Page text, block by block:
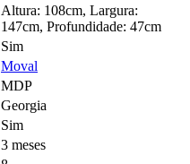
Altura: 108cm, Largura:
147cm, Profundidade: 47cm
Sim
Moval
MDP
Georgia
Sim
3 meses